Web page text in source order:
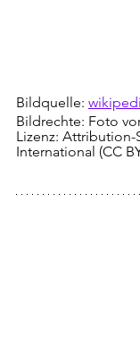
Bildquelle:
Bildrechte: Foto
Lizenz: Attribution-
International (CC